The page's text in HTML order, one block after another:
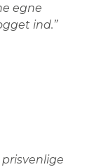
egne
ind.”